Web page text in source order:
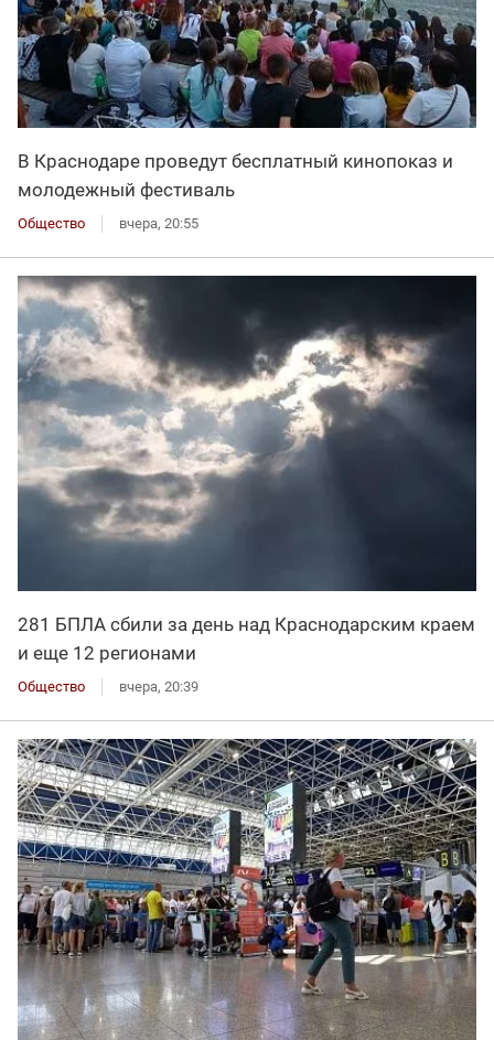
В Краснодаре проведут бесплатный кинопоказ и
молодежный фестиваль
Общество вчера, 20:55
281 БПЛА сбили за день над Краснодарским краем
и еще 12 регионами
Общество вчера, 20:39